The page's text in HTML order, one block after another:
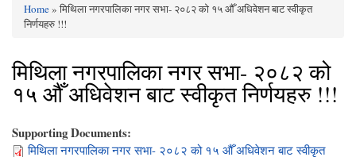
You are here
Home» मिथिला नगरपालिका नगर सभा- २०८२ को १५ औँ अधिवेशन बाट स्वीकृत
निर्णयहरु !!!
मिथिला नगरपालिका नगर सभा- २०८२ को
१५ औँ अधिवेशन बाट स्वीकृत निर्णयहरु !!!
Supporting Documents:
मिथिला नगरपालिका नगर सभा- २०८२ को १५ औँ अधिवेशन बाट स्वीकृत